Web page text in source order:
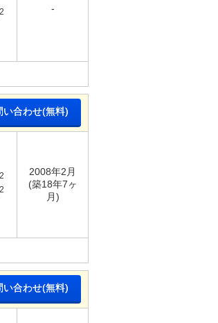
2 -
い合わせ(無料)
2
2
2008年2月
(築18年7ヶ
月)
い合わせ(無料)